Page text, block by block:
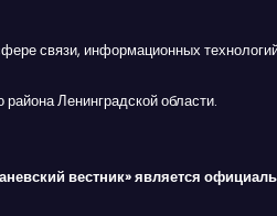
связи, информационных
Ленинградской области.
вестник» является